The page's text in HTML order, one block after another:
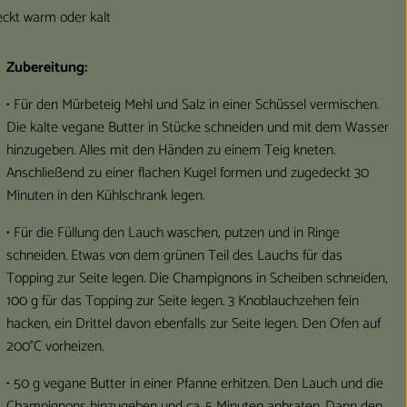
warm oder kalt
Zubereitung:
• Für den Mürbeteig Mehl und Salz in einer Schüssel vermischen.
Die kalte vegane Butter in Stücke schneiden und mit dem Wasser
hinzugeben. Alles mit den Händen zu einem Teig kneten.
Anschließend zu einer flachen Kugel formen und zugedeckt 30
Minuten in den Kühlschrank legen.
• Für die Füllung den Lauch waschen, putzen und in Ringe
schneiden. Etwas von dem grünen Teil des Lauchs für das
Topping zur Seite legen. Die Champignons in Scheiben schneiden,
100 g für das Topping zur Seite legen. 3 Knoblauchzehen fein
hacken, ein Drittel davon ebenfalls zur Seite legen. Den Ofen auf
200°C vorheizen.
• 50 g vegane Butter in einer Pfanne erhitzen. Den Lauch und die